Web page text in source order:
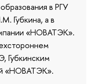
в РГУ
Губкина, а в
«НОВАТЭК».
Губкинским
«НОВАТЭК».